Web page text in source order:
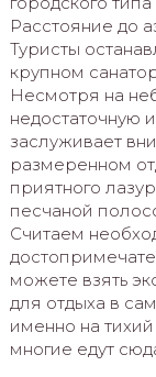
Расстояние до
Туристы
крупном
Несмотря на
недостаточную
заслуживает
размеренном
приятного
песчаной
Считаем
можете взять
для отдыха в
именно на
многие едут